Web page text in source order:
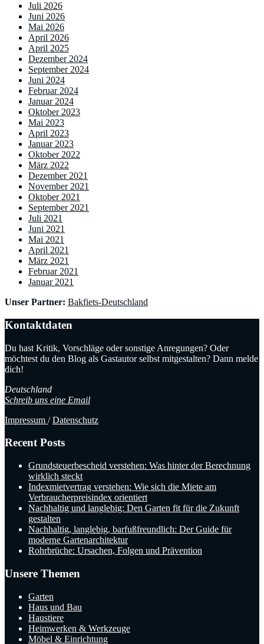
Juli 2026
Juni 2026
Mai 2026
April 2026
April 2025
Dezember 2024
September 2024
Juni 2024
Februar 2024
Januar 2024
Oktober 2023
Mai 2023
April 2023
Januar 2023
Oktober 2022
März 2022
Dezember 2021
November 2021
Oktober 2021
September 2021
Juli 2021
Juni 2021
Mai 2021
April 2021
März 2021
Februar 2021
Januar 2021
Unser Partner: Bakfiets-Deutschland
Kontaktdaten
Du hast Kritik, Vorschläge oder sonstige Anregungen? Oder
möchtest du den Blog als Gastautor selbst mitgestalten? Dann melde
dich!
Deutschland
Schreib uns eine Email
Impressum /Datenschutz
Recent Posts
Grundsteuerbescheid verstehen: Was hinter der Berechnung
wirklich steckt
Indexmietvertrag verstehen: Wie sich die Miete am
Verbraucherpreisindex orientiert
Nachhaltig und langlebig: Den Garten fit für die Zukunft
gestalten
Nachhaltig, langlebig, barfußfreundlich: Der Guide für
moderne Gartenarchitektur
Rohrbrüche: Ursachen, Folgen und Prävention
Unsere Themen
Garten
Haus und Bau
Haustiere
Heimwerken & Werkzeuge
Möbel & Einrichtung